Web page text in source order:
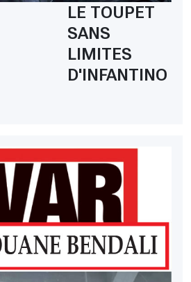
LE TOUPET
SANS
LIMITES
D'INFANTINO